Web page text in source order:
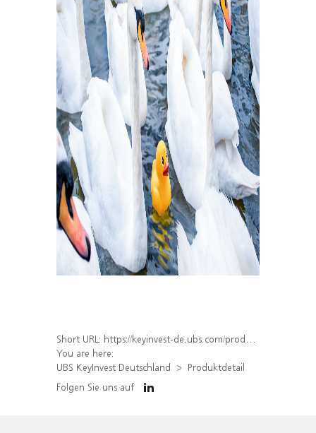
Short URL: https://keyinvest-de.ubs.com/produkt/detail/index/isin/DE000WA7M1P3
You are here:
UBS KeyInvest Deutschland
Produktdetail
Folgen Sie uns auf